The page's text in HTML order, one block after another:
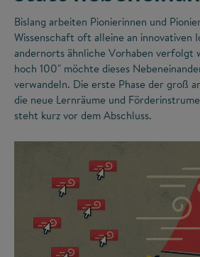
Bislang arbeiten Pionierinnen und
Wissenschaft oft alleine an innovativen
andernorts ähnliche Vorhaben verfolgt
hoch 100" möchte dieses
verwandeln. Die erste Phase der groß
die neue Lernräume und
steht kurz vor dem Abschluss.